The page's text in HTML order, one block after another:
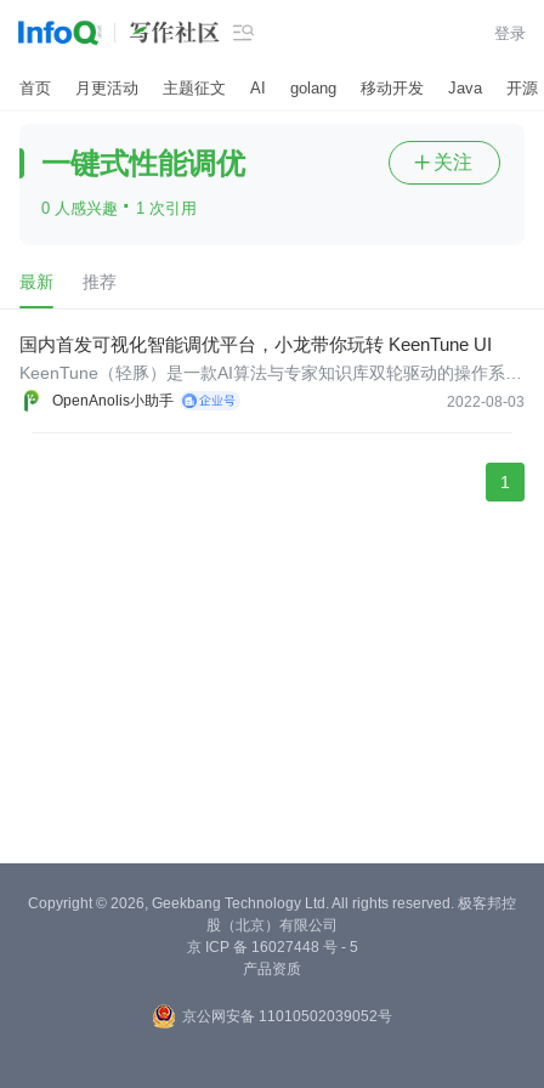
 登录
首页 月更活动 主题征文 AI golang 移动开发 Java 开源
一键式性能调优
0 人感兴趣 · 1 次引用
 关注
最新 推荐
国内首发可视化智能调优平台，小龙带你玩转 KeenTune UI
OpenAnolis小助手 2022-08-03
KeenTune（轻豚）是一款AI算法与专家知识库双轮驱动的操作系统
全栈式智能优化产品，为主流的操作系统提供轻量化、跨平台的一
1
Copyright © 2026, Geekbang Technology Ltd. All rights reserved. 极客邦控
股（北京）有限公司
京 ICP 备 16027448 号 - 5
产品资质
京公网安备 11010502039052号